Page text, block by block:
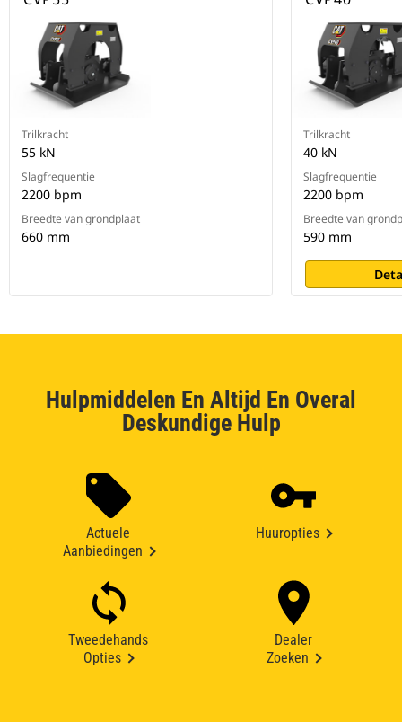
Trilkracht
55 kN
Slagfrequentie
2200 bpm
Breedte van grondplaat
660 mm
Trilkracht
40 kN
Slagfrequentie
2200 bpm
Breedte van
590 mm
Hulpmiddelen En Altijd En Overal
Deskundige Hulp
Actuele
Aanbiedingen
Huuropties
Tweedehands
Opties
Dealer
Zoeken